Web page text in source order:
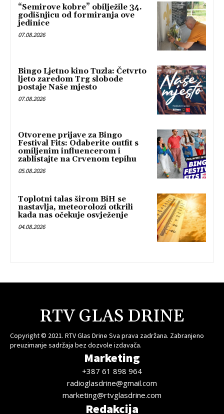
“Semirove kobre” obilježile 34.
godišnjicu od formiranja ove
jedinice
07.08.2026
Bingo Ljetno kino Tuzla: Četvrto
ljeto zaredom Trg slobode
postaje Naše mjesto
07.08.2026
Otvorene prijave za Bingo
Festival Fits: Odaberite outfit s
omiljenim influencerom i
zablistajte na Crvenom tepihu
05.08.2026
Toplotni talas širom BiH se
nastavlja, meteorolozi otkrili
kada nas očekuje osvježenje
04.08.2026
RTV GLAS DRINE
Copyright © 2021. RTV Glas Drine Sva prava zadržana. Zabranjeno
preuzimanje sadržaja bez dozvole izdavača.
Marketing
+387 61 898 964
radioglasdrine@gmail.com
marketing@rtvglasdrine.com
Redakcija